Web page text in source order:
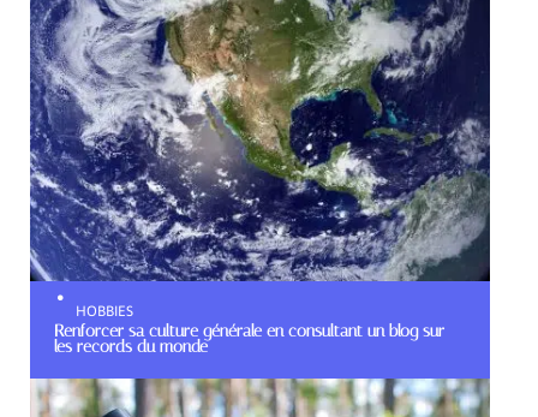
HOBBIES
Renforcer sa culture générale en consultant un blog sur
les records du monde